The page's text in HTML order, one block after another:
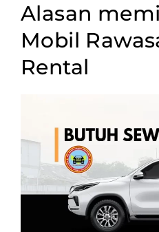
Alasan
Mobil
Rental